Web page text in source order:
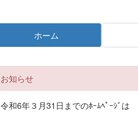
ホーム
お知らせ
令和6年３月31日までのﾎｰﾑﾍﾟｰｼﾞは